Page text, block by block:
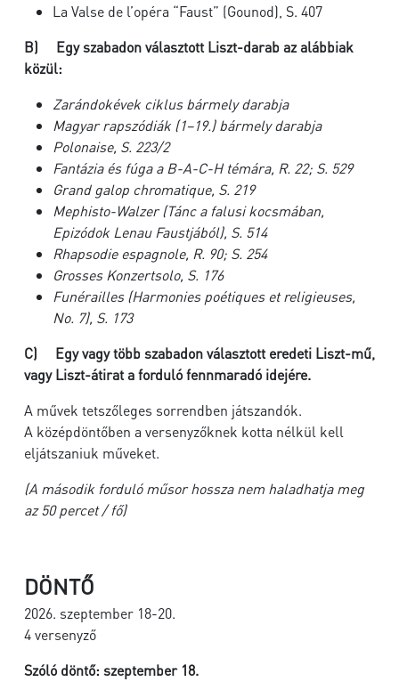
La Valse de l’opéra “Faust” (Gounod), S. 407
B)
Egy szabadon választott Liszt-darab az alábbiak
közül:
Zarándokévekciklus bármely darabja
Magyar rapszódiák(1–19.) bármely darabja
Polonaise, S. 223/2
Fantázia és fúga a B-A-C-H témára, R. 22; S. 529
Grand galop chromatique, S. 219
Mephisto-Walzer(Tánc a falusi kocsmában,
Epizódok Lenau Faustjából), S. 514
Rhapsodie espagnole, R. 90; S. 254
Grosses Konzertsolo, S. 176
Funérailles(Harmonies poétiques et religieuses,
No. 7), S. 173
C)
Egy vagy több szabadon választott eredeti Liszt-mű,
vagy Liszt-átirat a forduló fennmaradó idejére.
A művek tetszőleges sorrendben játszandók.
A középdöntőben a versenyzőknek kotta nélkül kell
eljátszaniuk műveket.
(A második forduló műsor hossza nem haladhatja meg
az 50 percet / fő)
DÖNTŐ
2026. szeptember 18-20.
4 versenyző
Szóló döntő: szeptember 18.